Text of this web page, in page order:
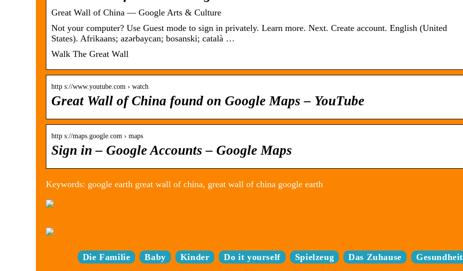
Great Wall of China — Google Arts & Culture
Not your computer? Use Guest mode to sign in privately. Learn more. Next. Create account. English (United
States). Afrikaans; azərbaycan; bosanski; català …
Walk The Great Wall
http s://www.youtube.com › watch
Great Wall of China found on Google Maps – YouTube
http s://maps.google.com › maps
Sign in – Google Accounts – Google Maps
Keywords: google earth great wall of china, great wall of china google earth
Die Familie Baby Kinder Do it yourself Spielzeug Das Zuhause Gesundheit